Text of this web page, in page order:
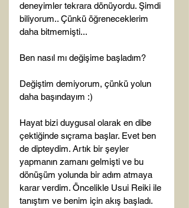
deneyimler tekrara dönüyordu. Şimdi
biliyorum.. Çünkü öğreneceklerim
daha bitmemişti...
Ben nasıl mı değişime başladım?
Değiştim demiyorum, çünkü yolun
daha başındayım :)
Hayat bizi duygusal olarak en dibe
çektiğinde sıçrama başlar. Evet ben
de dipteydim. Artık bir şeyler
yapmanın zamanı gelmişti ve bu
dönüşüm yolunda bir adım atmaya
karar verdim. Öncelikle Usui Reiki ile
tanıştım ve benim için akış başladı.